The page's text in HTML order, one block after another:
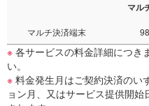
マル
マルチ決済端末
※ 各サービスの料金詳細につき
い。
※ 料金発生月はご契約決済のい
ョン月、又はサービス提供開